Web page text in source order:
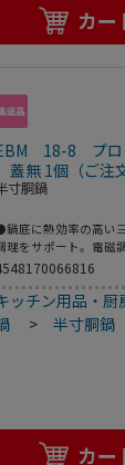
カー
18-8 プロ
蓋無 1個（ご注
寸胴鍋
底に熱効率の高い
理をサポート。電磁
、アルミニウム、18
程をサポートします
ある為、鍋の変形防
、鍋の状態、内部の
ッチン用品・厨
>半寸胴鍋
カー